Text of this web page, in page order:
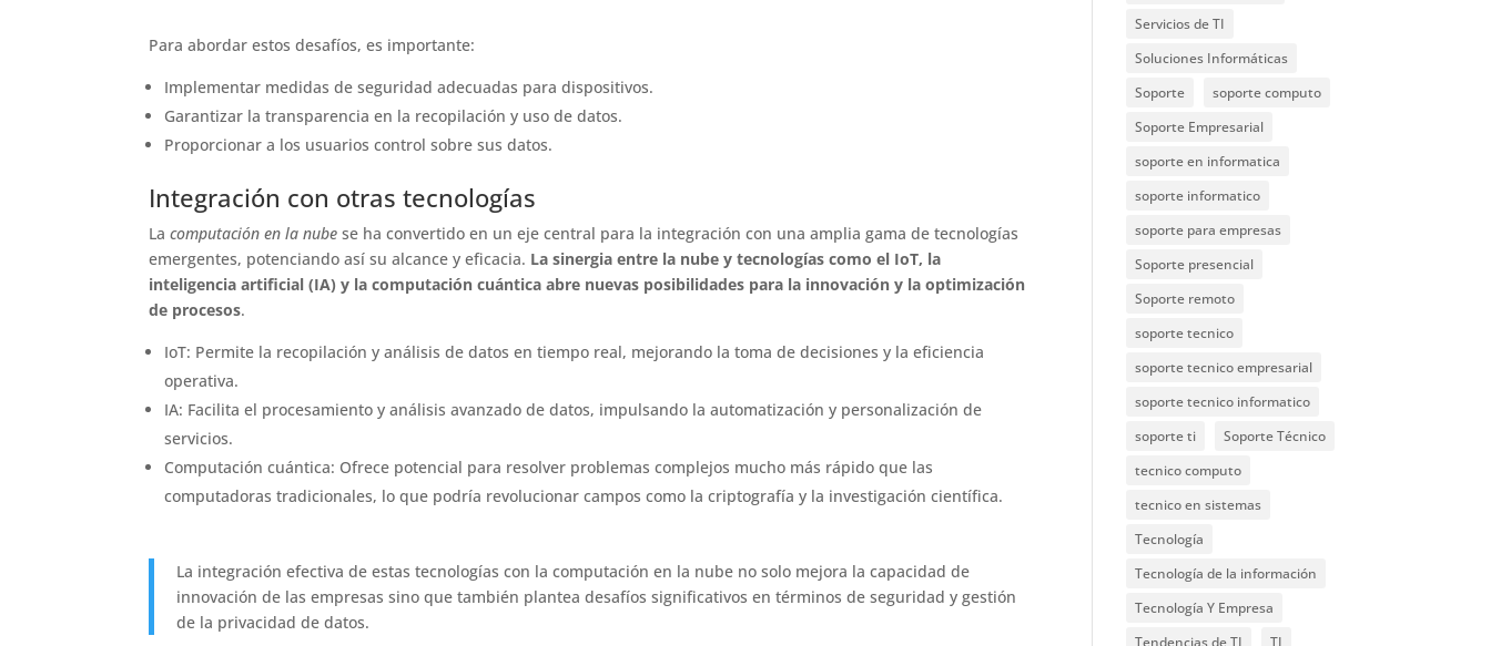
Para abordar estos desafíos, es importante:
Implementar medidas de seguridad adecuadas para dispositivos.
Garantizar la transparencia en la recopilación y uso de datos.
Proporcionar a los usuarios control sobre sus datos.
Integración con otras tecnologías
Lacomputación en la nube se ha convertido en un eje central para la integración con una amplia gama de tecnologías
emergentes, potenciando así su alcance y eficacia. La sinergia entre la nube y tecnologías como el IoT, la
inteligencia artificial (IA) y la computación cuántica abre nuevas posibilidades para la innovación y la optimización
de procesos.
IoT: Permite la recopilación y análisis de datos en tiempo real, mejorando la toma de decisiones y la eficiencia
operativa.
IA: Facilita el procesamiento y análisis avanzado de datos, impulsando la automatización y personalización de
servicios.
Computación cuántica: Ofrece potencial para resolver problemas complejos mucho más rápido que las
computadoras tradicionales, lo que podría revolucionar campos como la criptografía y la investigación científica.
La integración efectiva de estas tecnologías con la computación en la nube no solo mejora la capacidad de
innovación de las empresas sino que también plantea desafíos significativos en términos de seguridad y gestión
de la privacidad de datos.
Servicios de TI
Soluciones Informáticas
Soporte
soporte computo
Soporte Empresarial
soporte en informatica
soporte informatico
soporte para empresas
Soporte presencial
Soporte remoto
soporte tecnico
soporte tecnico empresarial
soporte tecnico informatico
soporte ti
Soporte Técnico
tecnico computo
tecnico en sistemas
Tecnología
Tecnología de la información
Tecnología Y Empresa
Tendencias de TI
TI